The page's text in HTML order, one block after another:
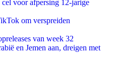
voor afpersing 12-jarige
om verspreiden
van week 32
en Jemen aan, dreigen met